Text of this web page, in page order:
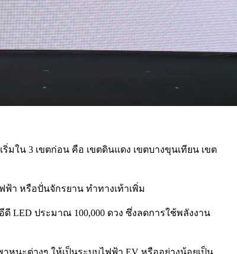
ใน 3 เขตก่อน คือ เขตดินแดง เขตบางขุนเทียน เขต
า หรือปั่นจักรยาน ทำทางเท้าเพิ่ม
LED ประมาณ 100,000 ดวง ซึ่งลดการใช้พลังงาน